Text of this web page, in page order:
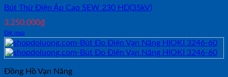
Bút Thử Điện Áp Cao SEW 230 HD(35kV)
3,250,000₫
Đặt mua
Đồng Hồ Vạn Năng